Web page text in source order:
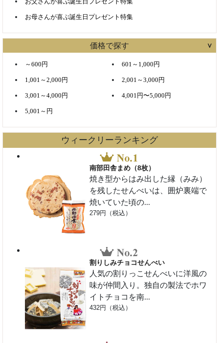
お母さんが喜ぶ誕生日プレゼント特集
価格で探す
～600円 601～1,000円
1,001～2,000円 2,001～3,000円
3,001～4,000円 4,001円〜5,000円
5,001～円
ウィークリーランキング
南部田舎まめ（8枚）
焼き型からはみ出した縁（みみ）
を残したせんべいは、囲炉裏端で
焼いていた頃の...
279円（税込）
割りしみチョコせんべい
人気の割りっこせんべいに洋風の
味が仲間入り。独自の製法でホワ
イトチョコを南...
432円（税込）